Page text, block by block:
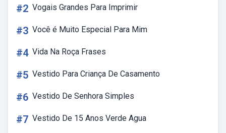
#2 Vogais Grandes Para Imprimir
#3 Você é Muito Especial Para Mim
#4 Vida Na Roça Frases
#5 Vestido Para Criança De Casamento
#6 Vestido De Senhora Simples
#7 Vestido De 15 Anos Verde Agua